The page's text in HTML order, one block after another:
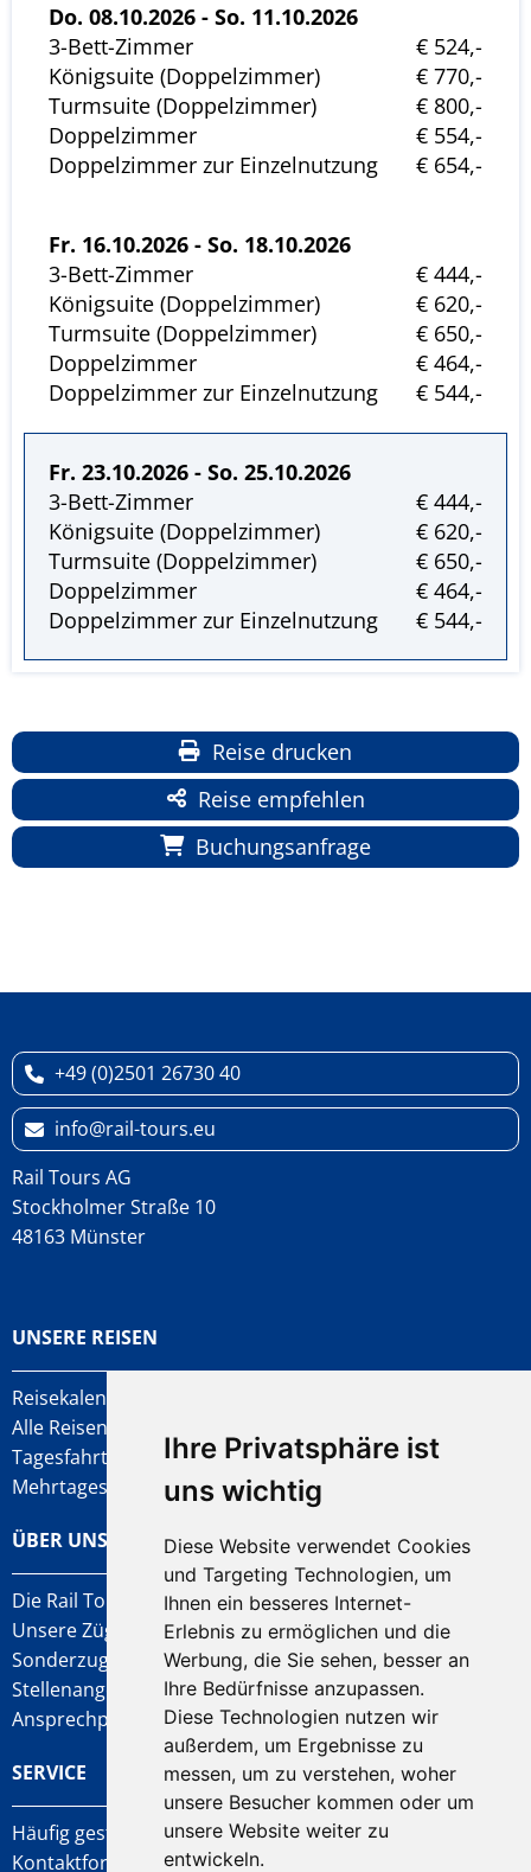
Ihre Privatsphäre ist
uns wichtig
Diese Website verwendet Cookies
und Targeting Technologien, um
Ihnen ein besseres Internet-
Erlebnis zu ermöglichen und die
Werbung, die Sie sehen, besser an
Ihre Bedürfnisse anzupassen.
Diese Technologien nutzen wir
außerdem, um Ergebnisse zu
messen, um zu verstehen, woher
unsere Besucher kommen oder um
unsere Website weiter zu
entwickeln.
Do. 08.10.2026 - So. 11.10.2026
3-Bett-Zimmer
€ 524,-
Königsuite (Doppelzimmer)
€ 770,-
Turmsuite (Doppelzimmer)
€ 800,-
Doppelzimmer
€ 554,-
Doppelzimmer zur Einzelnutzung
€ 654,-
Fr. 16.10.2026 - So. 18.10.2026
3-Bett-Zimmer
€ 444,-
Königsuite (Doppelzimmer)
€ 620,-
Turmsuite (Doppelzimmer)
€ 650,-
Doppelzimmer
€ 464,-
Doppelzimmer zur Einzelnutzung
€ 544,-
Fr. 23.10.2026 - So. 25.10.2026
3-Bett-Zimmer
€ 444,-
Königsuite (Doppelzimmer)
€ 620,-
Turmsuite (Doppelzimmer)
€ 650,-
Doppelzimmer
€ 464,-
Doppelzimmer zur Einzelnutzung
€ 544,-
Reise drucken
Reise empfehlen
Buchungsanfrage
+49 (0)2501 26730 40
info
rail-tours.eu
Rail Tours AG
Stockholmer Straße 10
48163 Münster
UNSERE REISEN
Reisekalender
Alle Reisen
Tagesfahrten
Mehrtagesfahrten
ÜBER UNS
Die Rail Tours AG
Unsere Züge
Sonderzug-Anfragen
Stellenangebote
Ansprechpartner
SERVICE
Häufig gestellte Fragen
Kontaktformular